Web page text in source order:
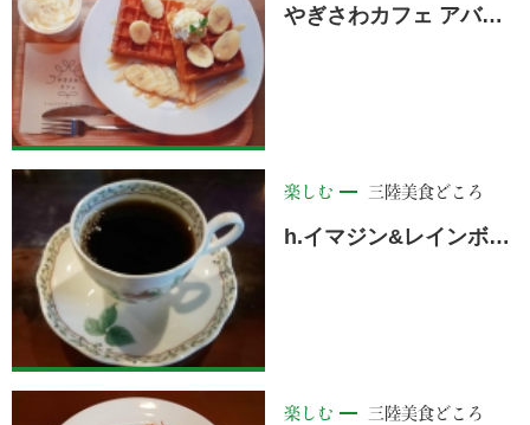
やぎさわカフェ アバッセたかた店 ＜陸前高田市＞
楽しむ 三陸美食どころ
h.イマジン&レインボーサライ ＜陸前高田市＞
楽しむ 三陸美食どころ